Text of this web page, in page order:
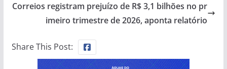
Correios registram prejuízo de R$ 3,1 bilhões no pr
imeiro trimestre de 2026, aponta relatório
Share This Post: